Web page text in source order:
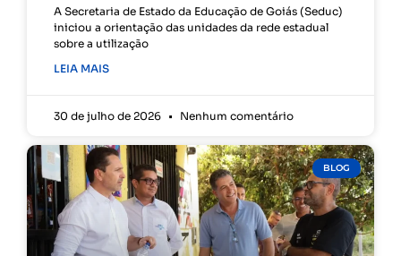
A Secretaria de Estado da Educação de Goiás (Seduc)
iniciou a orientação das unidades da rede estadual
sobre a utilização
LEIA MAIS
30 de julho de 2026 Nenhum comentário
BLOG